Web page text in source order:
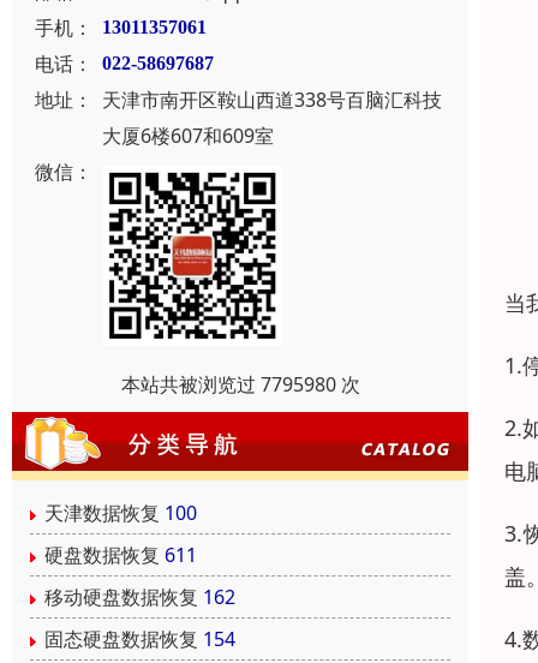
手机：
13011357061
电话： 022-58697687
地址：
天津市南开区鞍山西道338号百脑汇科技
大厦6楼607和609室
微信：
本站共被浏览过 7795980 次
天津数据恢复 100
硬盘数据恢复 611
移动硬盘数据恢复 162
固态硬盘数据恢复 154
当
1.
2.
电
3.
盖
4.